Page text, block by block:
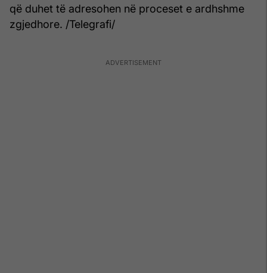
që duhet të adresohen në proceset e ardhshme
zgjedhore. /Telegrafi/